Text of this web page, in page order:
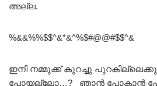
അല്ല.
%&&%%$$^&*&^%$#@@#$$^&
ഇനി നമ്മുക്ക് കുറച്ചു
പോയല്ലോ…? ഞാൻ പോകാൻ